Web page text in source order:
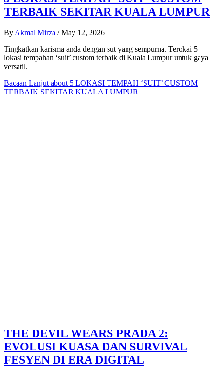
TERBAIK SEKITAR KUALA LUMPUR
By Akmal Mirza / May 12, 2026
Tingkatkan karisma anda dengan sut yang sempurna. Terokai 5
lokasi tempahan ‘suit’ custom terbaik di Kuala Lumpur untuk gaya
versatil.
Bacaan Lanjut about 5 LOKASI TEMPAH ‘SUIT’ CUSTOM
TERBAIK SEKITAR KUALA LUMPUR
THE DEVIL WEARS PRADA 2:
EVOLUSI KUASA DAN SURVIVAL
FESYEN DI ERA DIGITAL